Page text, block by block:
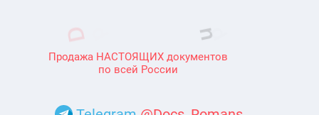
Продажа НАСТОЯЩИХ документов
по всей России